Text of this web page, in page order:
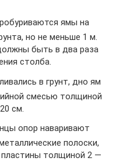
ямы на
но не меньше 1 м.
быть в два раза
столба.
в грунт, дно ям
смесью толщиной
см.
опор наваривают
полоски,
толщиной 2 —